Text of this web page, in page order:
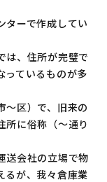
ターで作成してい
は、住所が完璧で
っているものが多
～区）で、旧来の
所に俗称（～通り
送会社の立場で物
るが、我々倉庫業